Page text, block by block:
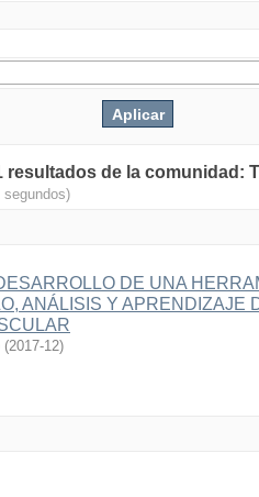
resultados de la comunidad:
segundos)
DE UNA
ANÁLISIS Y APRENDIZAJE
(2017-12)